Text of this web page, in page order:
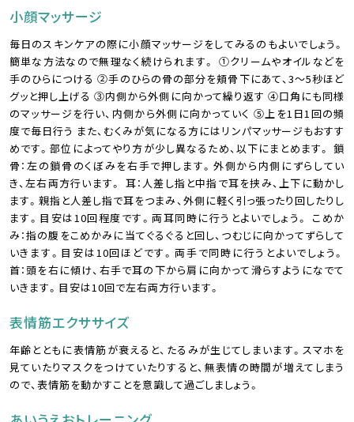
小顔マッサージ
毎日のスキンケアの際に小顔マッサージをしてみるのもよいでしょう。
簡単な方法なので無理なく続けられます。 ①クリームやオイルなどを
手のひらにつける ②手のひらの骨の部分を頬骨下にあて、3〜5秒ほど
グッと押し上げる ③内側から外側に向かって繰り返す ④口角にも同様
のマッサージを行い、内側から外側に向かっていく ⑤上を1日1回の頻
度で毎日行う また、むくみが気になる方にはリンパマッサージもおすす
めです。部位によってやり方が少し異なるため、以下にまとめます。 鎖
骨：左の鎖骨のくぼみを右手で押します。外側から内側にずらしてい
き、左右両方行います。 耳：人差し指と中指で耳を挟み、上下に動かし
ます。親指と人差し指で耳をつまみ、外側に軽く引っ張ったり回したりし
ます。目安は10回程度です。両耳同時に行うとよいでしょう。 こめか
み：指の腹をこめかみに当てぐるぐると回し、つむじに向かってずらして
いきます。目安は10回ほどです。両手で同時に行うとよいでしょう。
首：頭を右に傾け、右手で耳の下から肩に向かって滑らすようになでて
いきます。目安は10回で左右両方行います。
表情筋エクササイズ
年齢とともに表情筋が衰えると、たるみが生じてしまいます。スマホを
見ていたりマスクをつけていたりすると、無表情の時間が増えてしまう
ので、表情筋を動かすことを意識して過ごしましょう。